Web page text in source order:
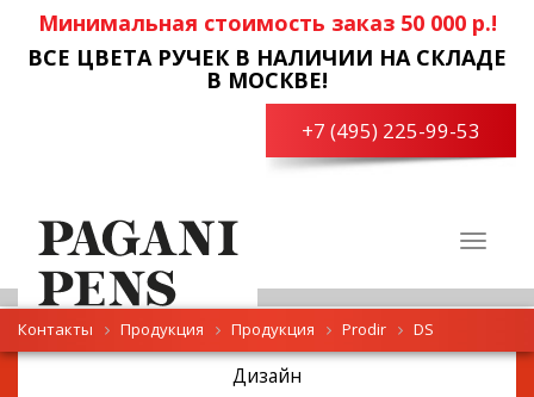
Минимальная стоимость заказ 50 000 р.!
ВСЕ ЦВЕТА РУЧЕК В НАЛИЧИИ НА СКЛАДЕ
В МОСКВЕ!
+7 (495) 225-99-53
Toggle
Контакты Продукция Продукция Prodir DS
Дизайн